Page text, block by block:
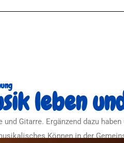
leben
Gitarre. Ergänzend dazu
Können in der